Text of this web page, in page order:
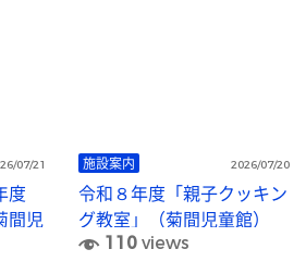
07/21
度
間児
施設案内 2026/07/20
令和８年度「親子クッキン
グ教室」（菊間児童館）
110views